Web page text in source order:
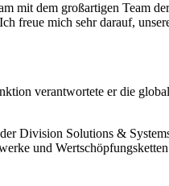
mit dem großartigen Team
freue mich sehr darauf,
verantwortete er die
Division Solutions &
und